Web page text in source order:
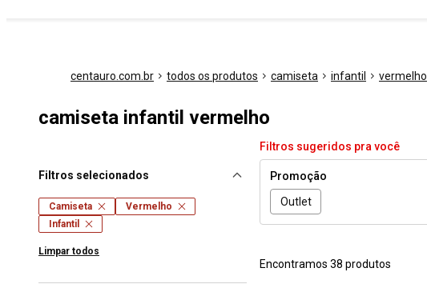
centauro.com.br todos os produtos camiseta infantil vermelho
camiseta infantil vermelho
Filtros selecionados
Camiseta
Vermelho
Infantil
Limpar todos
Filtros sugeridos pra você
Promoção
Outlet
Encontramos 38 produtos